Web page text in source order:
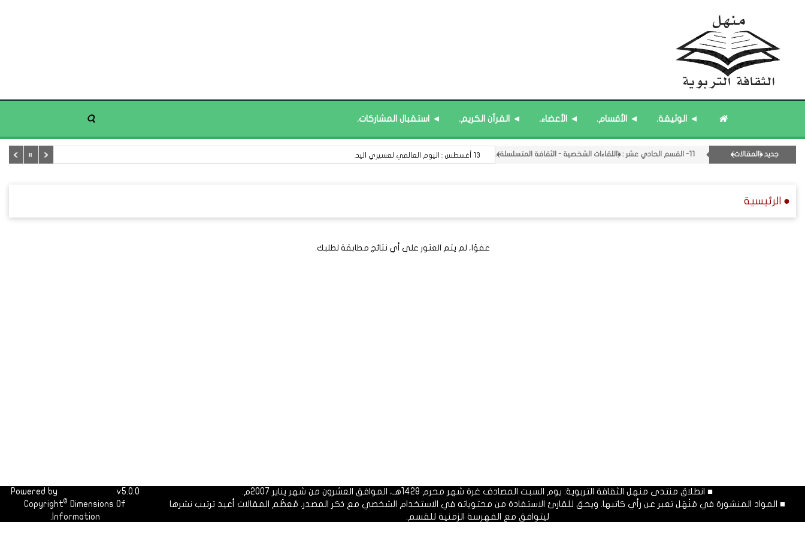
◄ الوثيقة. ◄ الأقسام. ◄ الأعضاء. ◄ القرآن الكريم. ◄ استقبال المشاركات.
جديد ﴿المقالات﴾ 11- القسم الحادي عشر : ﴿اللقاءات الشخصية - الثقافة المتسلسلة﴾. 13 أغسطس : اليوم العالمي لعسيري اليد.
● الرئيسية
عفوًا، لم يتم العثور على أي نتائج مطابقة لطلبك.
■ انطلاق منتدى منهل الثقافة التربوية: يوم السبت المصادف غرة شهر محرم 1428هـ، الموافق العشرون من شهر يناير 2007م.
■ المواد المنشورة في مَنْهَل تعبر عن رأي كاتبها. ويحق للقارئ الاستفادة من محتوياته في الاستخدام الشخصي مع ذكر المصدر. مُعظَم المقالات أعيد ترتيب نشرها
ليتوافق مع الفهرسة الزمنية للقسم.
Powered by
v5.0.0
Copyright© Dimensions Of
Information.